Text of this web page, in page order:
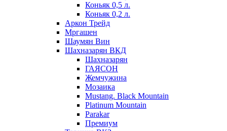
Коньяк 0,5 л.
Коньяк 0,2 л.
Аркон Трейд
Мргашен
Шаумян Вин
Шахназарян ВКД
Шахназарян
ГАЯСОН
Жемчужина
Мозаика
Mustang. Black Mountain
Platinum Mountain
Parakar
Премиум